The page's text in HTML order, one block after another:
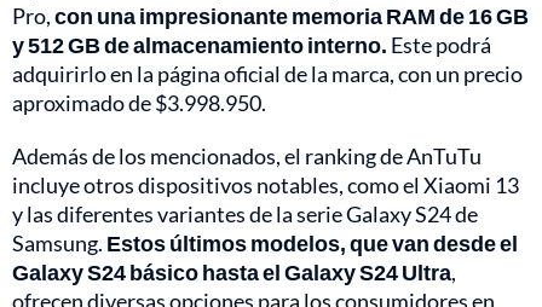
Pro,con una impresionante memoria RAM de 16 GB
y 512 GB de almacenamiento interno. Este podrá
adquirirlo en la página oficial de la marca, con un precio
aproximado de $3.998.950.
Además de los mencionados, el ranking de AnTuTu
incluye otros dispositivos notables, como el Xiaomi 13
y las diferentes variantes de la serie Galaxy S24 de
Samsung. Estos últimos modelos, que van desde el
Galaxy S24 básico hasta el Galaxy S24 Ultra,
ofrecen diversas opciones para los consumidores en